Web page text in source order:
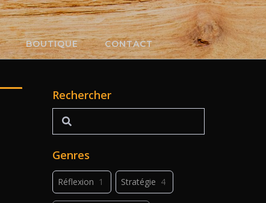
BOUTIQUE CONTACT
Rechercher
Rechercher
Genres
Réflexion 1 Stratégie 4